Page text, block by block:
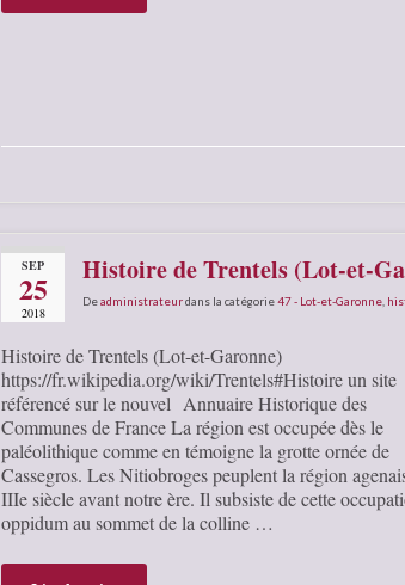
SEP
25
2018
Histoire de Trentels (Lot-et-
Deadministrateurdans la catégorie47 - Lot-et-Garonne
Histoire de Trentels (Lot-et-Garonne)
https://fr.wikipedia.org/wiki/Trentels#Histoire un site
référencé sur le nouvel Annuaire Historique des
Communes de France La région est occupée dès le
paléolithique comme en témoigne la grotte ornée de
Cassegros. Les Nitiobroges peuplent la région
IIIe siècle avant notre ère. Il subsiste de cette
oppidum au sommet de la colline …